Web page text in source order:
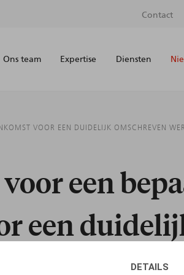
DETAILS
Contact
Ons team Expertise Diensten
VOOR EEN DUIDELIJK OMSCHREVEN
een
een
– (Tweede